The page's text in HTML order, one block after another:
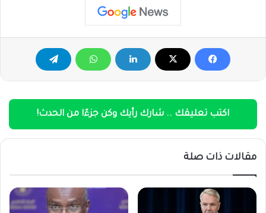
اكتب تعليقك .. شارك رأيك وكن جزءًا من الحدث!
مقالات ذات صلة